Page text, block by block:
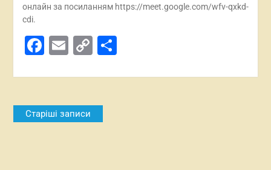
онлайн за посиланням https://meet.google.com/wfv-qxkd-
cdi.
Facebook
Email
CopyПоділитися
Навігація
за
Старіші записи